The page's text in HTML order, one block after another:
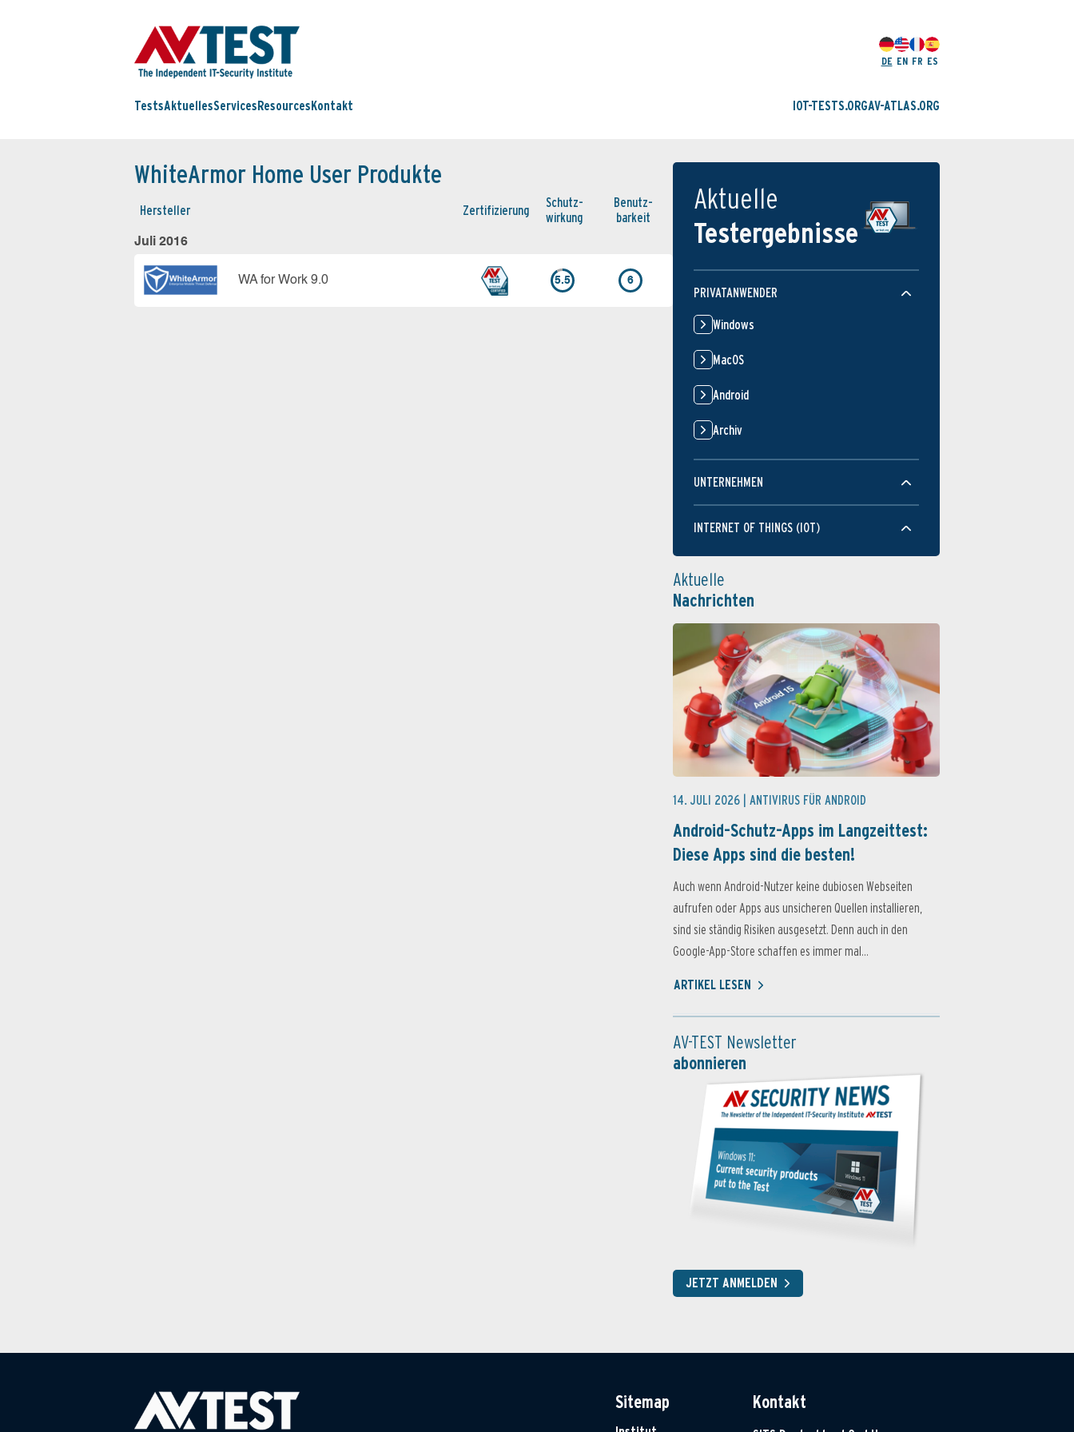
DE EN FR ES
TestsAktuellesServices Resources Kontakt IOT-TESTS.ORGAV-ATLAS.ORG
WhiteArmor Home User Produkte
Hersteller Zertifi­zierung
Schutz­
wirkung
Benutz­
barkeit
Juli 2016
WA for Work 9.0 5.5 6
Aktuelle
Testergebnisse
PRIVATANWENDER
Windows
MacOS
Android
Archiv
UNTERNEHMEN
INTERNET OF THINGS (IOT)
Aktuelle
Nachrichten
14. JULI 2026 | ANTIVIRUS FÜR ANDROID
Android-Schutz-Apps im Langzeittest:
Diese Apps sind die besten!
Auch wenn Android-Nutzer keine dubiosen Webseiten
aufrufen oder Apps aus unsicheren Quellen installieren,
sind sie ständig Risiken ausgesetzt. Denn auch in den
Google-App-Store schaffen es immer mal...
ARTIKEL LESEN
AV-TEST Newsletter
abonnieren
JETZT ANMELDEN
Sitemap Kontakt